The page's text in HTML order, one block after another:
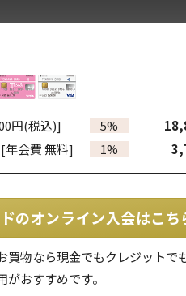
円(税込)] 5%
[年会費 無料] 1%
のオンライン入会はこち
買物なら現金でもクレジットで
おすすめです。